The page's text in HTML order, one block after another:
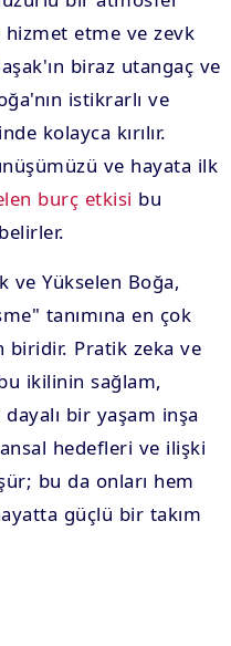
etme ve zevk
biraz utangaç ve
istikrarlı ve
kolayca kırılır.
ve hayata ilk
burç etkisi bu
ve Yükselen Boğa,
tanımına en çok
biridir. Pratik zeka ve
ikilinin sağlam,
dayalı bir yaşam inşa
hedefleri ve ilişki
bu da onları hem
güçlü bir takım